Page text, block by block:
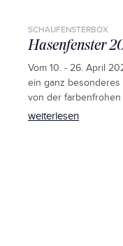
SCHAUFENSTERBOX
Hasenfenster
Vom 10. - 26. April
ein ganz
von der
Super Mario, entführt
weiterlesen